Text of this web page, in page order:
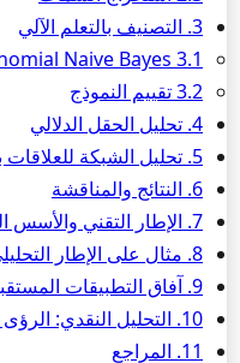
3. التصنيف بالتعلم الآلي
3.1 Multinomial Naive Bayes
3.2 تقييم النموذج
4. تحليل الحقل الدلالي
5. تحليل الشبكة للعلاقات بين الأنماط
6. النتائج والمناقشة
7. الإطار التقني والأسس الرياضية
8. مثال على الإطار التحليلي
9. آفاق التطبيقات المستقبلية والبحث
10. التحليل النقدي: الرؤى الأساسية والتقييم
11. المراجع